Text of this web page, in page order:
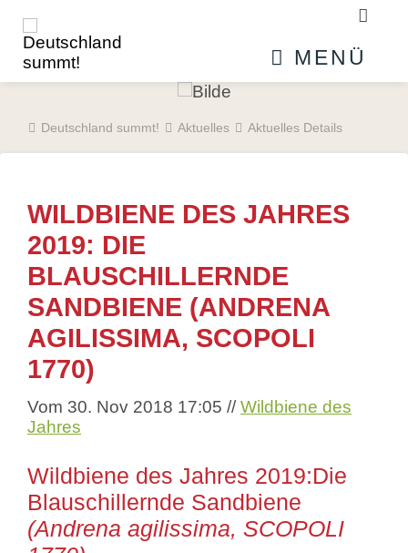
MENÜ
Deutschland summt! Aktuelles Aktuelles Details
WILDBIENE DES JAHRES
2019: DIE
BLAUSCHILLERNDE
SANDBIENE (ANDRENA
AGILISSIMA, SCOPOLI
1770)
Vom 30. Nov 2018 17:05 //Wildbiene des
Jahres
Wildbiene des Jahres 2019:Die
Blauschillernde Sandbiene
(Andrena agilissima, SCOPOLI